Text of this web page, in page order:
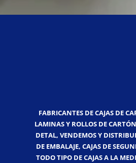
FABRICANTES DE CAJAS DE
LAMINAS Y ROLLOS DE
DETAL, VENDEMOS Y
DE EMBALAJE, CAJAS DE
TODO TIPO DE CAJAS A LA